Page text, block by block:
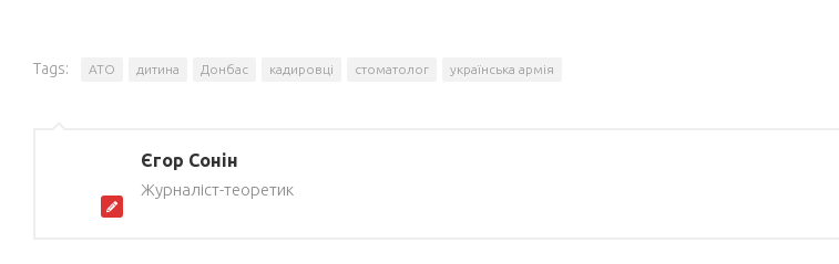
Tags: АТО дитина Донбас кадировці стоматолог українська армія
Єгор Сонін
Журналіст-теоретик